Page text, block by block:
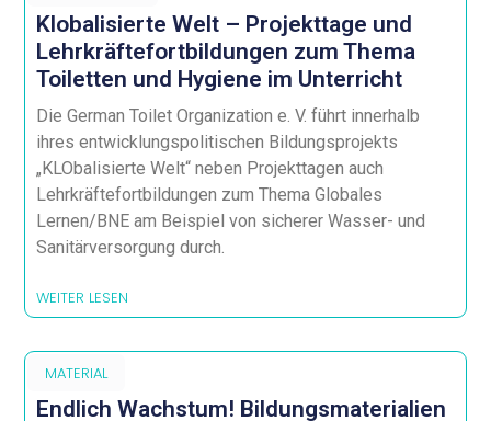
Klobalisierte Welt – Projekttage und
Lehrkräftefortbildungen zum Thema
Toiletten und Hygiene im Unterricht
Die German Toilet Organization e. V. führt innerhalb
ihres entwicklungspolitischen Bildungsprojekts
„KLObalisierte Welt“ neben Projekttagen auch
Lehrkräftefortbildungen zum Thema Globales
Lernen/BNE am Beispiel von sicherer Wasser- und
Sanitärversorgung durch.
WEITER LESEN
MATERIAL
Endlich Wachstum! Bildungsmaterialien